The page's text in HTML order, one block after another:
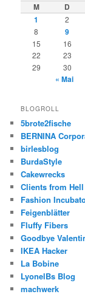
M D
1
2
8
9
15
16
22
23
29
30
« Mai
BLOGROLL
5brote2fische
BERNINA
birlesblog
BurdaStyle
Cakewrecks
Clients from Hell
Fashion
Feigenblätter
Fluffy Fibers
Goodbye
IKEA Hacker
La Bobine
LyonelBs Blog
machwerk